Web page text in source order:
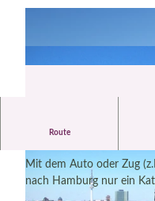
Route
Ausflug in die Metropole
Mit dem Auto oder Zug
nach Hamburg nur ein